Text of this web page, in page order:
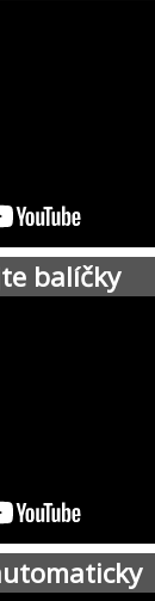
balíčky